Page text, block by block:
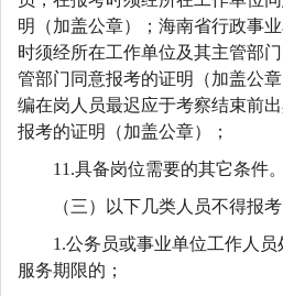
明（加盖公章）；海南省行政事
时须经所在工作单位及其主管部
管部门同意报考的证明（加盖公
编在岗人员最迟应于考察结束前
报考的证明（加盖公章）；
11.具备岗位需要的其它条件。
（三）以下几类人员不得报考
1.公务员或事业单位工作人
服务期限的；